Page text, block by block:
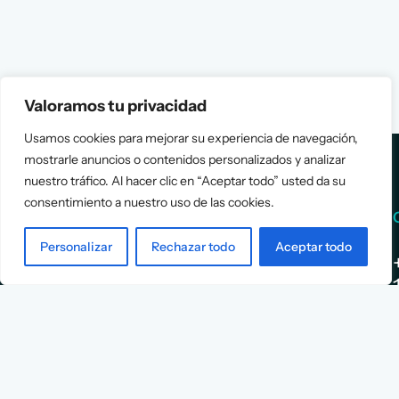
Valoramos tu privacidad
Usamos cookies para mejorar su experiencia de navegación,
mostrarle anuncios o contenidos personalizados y analizar
nuestro tráfico. Al hacer clic en “Aceptar todo” usted da su
consentimiento a nuestro uso de las cookies.
Personalizar Rechazar todo Aceptar todo
Assessment
About Us